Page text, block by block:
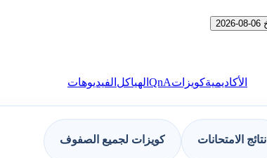
الأكاديميةكويزاتQnA الهياكل الفيديوهات
نتائج الامتحانات كويزات لجميع الصفوف